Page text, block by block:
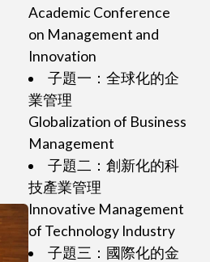
Academic Conference
on Management and
Innovation
子題一：全球化的企
業管理
Globalization of Business
Management
子題二：創新化的科
技產業管理
Innovative Management
of Technology Industry
子題三：國際化的金